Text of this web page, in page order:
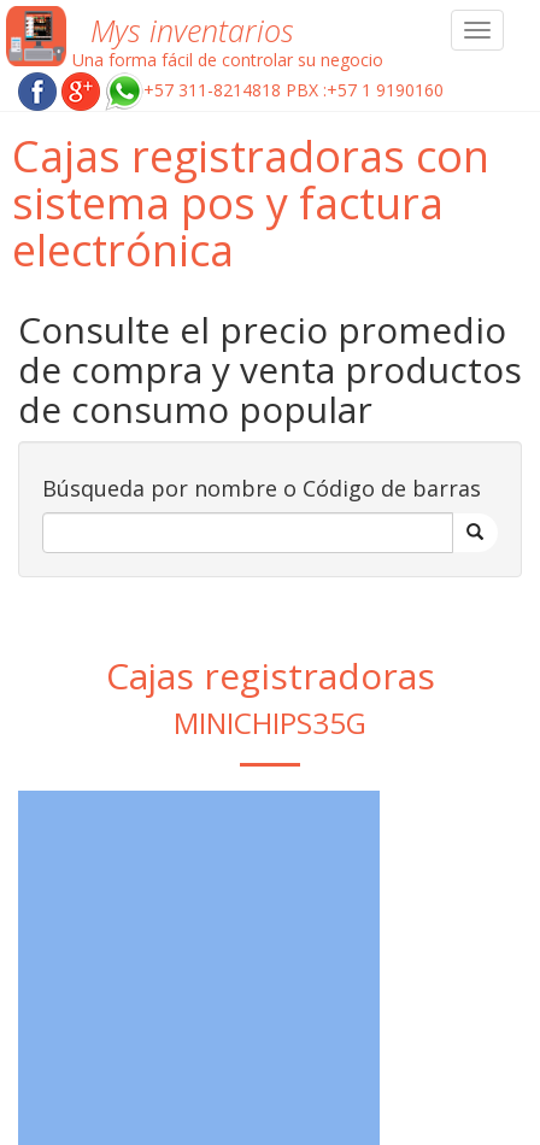
Toggle
Mys inventarios
Una forma fácil de controlar su negocio
+57 311-8214818 PBX :+57 1 9190160
Cajas registradoras con
sistema pos y factura
electrónica
Consulte el precio promedio
de compra y venta productos
de consumo popular
Búsqueda por nombre o Código de barras
Cajas registradoras
MINICHIPS35G